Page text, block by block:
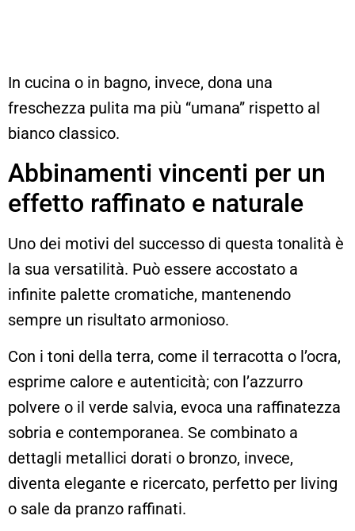
In cucina o in bagno, invece, dona una
freschezza pulita ma più “umana” rispetto al
bianco classico.
Abbinamenti vincenti per un
effetto raffinato e naturale
Uno dei motivi del successo di questa tonalità è
la sua versatilità. Può essere accostato a
infinite palette cromatiche, mantenendo
sempre un risultato armonioso.
Con i toni della terra, come il terracotta o l’ocra,
esprime calore e autenticità; con l’azzurro
polvere o il verde salvia, evoca una raffinatezza
sobria e contemporanea. Se combinato a
dettagli metallici dorati o bronzo, invece,
diventa elegante e ricercato, perfetto per living
o sale da pranzo raffinati.